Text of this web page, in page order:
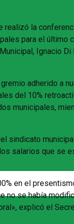
realizó la
para el último
Ignacio Di
adherido a
del 10%
municipales,
sindicato
salarios que se
en el
no se había
explicó el